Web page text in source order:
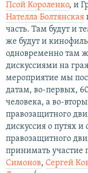
Псой Короленко, и
Нателла Болтянская
часть. Там будут и
же будут и
одновременно там
дискуссиями на
мероприятие мы
датам, во-первых,
человека, а во-
правозащитного
дискуссия о путях
правозащитного
принимать участие
Симонов, Сергей